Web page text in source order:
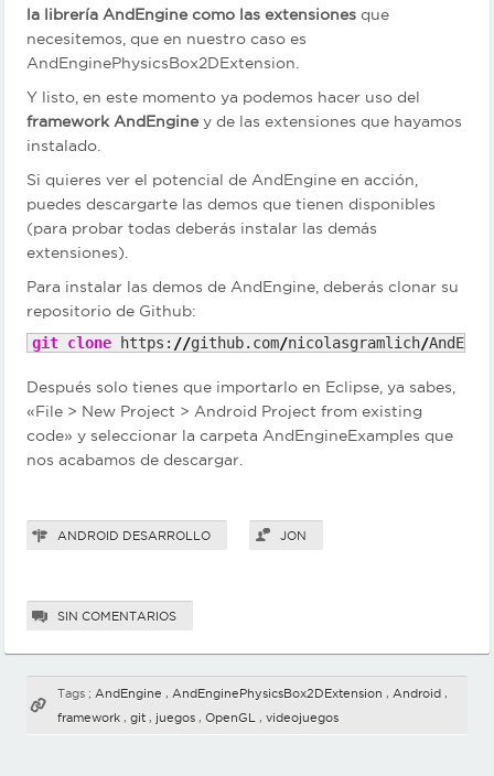
la librería AndEngine como las extensiones que
necesitemos, que en nuestro caso es
AndEnginePhysicsBox2DExtension.
Y listo, en este momento ya podemos hacer uso del
framework AndEnginey de las extensiones que hayamos
instalado.
Si quieres ver el potencial de AndEngine en acción,
puedes descargarte las demos que tienen disponibles
(para probar todas deberás instalar las demás
extensiones).
Para instalar las demos de AndEngine, deberás clonar su
repositorio de Github:
git clone https: //github.com/nicolasgramlich/
Después solo tienes que importarlo en Eclipse, ya sabes,
«File > New Project > Android Project from existing
code» y seleccionar la carpeta AndEngineExamples que
nos acabamos de descargar.
ANDROID DESARROLLO JON
SIN COMENTARIOS
Tags ; AndEngine , AndEnginePhysicsBox2DExtension , Android ,
framework , git , juegos , OpenGL , videojuegos